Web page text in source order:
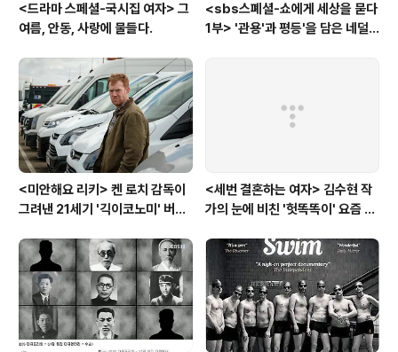
<드라마 스페셜-국시집 여자> 그
여름, 안동, 사랑에 물들다.
<sbs스폐셜-쇼에게 세상을 묻다
1부> '관용'과 평등'을 담은 네덜
<미안해요 리키> 켄 로치 감독이
그려낸 21세기 '긱이코노미' 버전
<세번 결혼하는 여자> 김수현 작
가의 눈에 비친 '헛똑똑이' 요즘 여